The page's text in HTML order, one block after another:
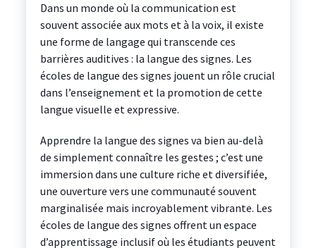
Dans un monde où la communication est
souvent associée aux mots et à la voix, il existe
une forme de langage qui transcende ces
barrières auditives : la langue des signes. Les
écoles de langue des signes jouent un rôle crucial
dans l’enseignement et la promotion de cette
langue visuelle et expressive.
Apprendre la langue des signes va bien au-delà
de simplement connaître les gestes ; c’est une
immersion dans une culture riche et diversifiée,
une ouverture vers une communauté souvent
marginalisée mais incroyablement vibrante. Les
écoles de langue des signes offrent un espace
d’apprentissage inclusif où les étudiants peuvent